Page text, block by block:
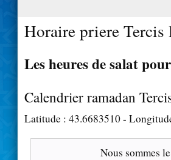
Horaire priere Tercis
Les heures de salat
Calendrier ramadan
Latitude : 43.6683510-
Nous sommes le